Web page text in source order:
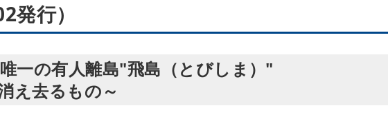
発行）
一の有人離島"飛島（とびしま）"
え去るもの～